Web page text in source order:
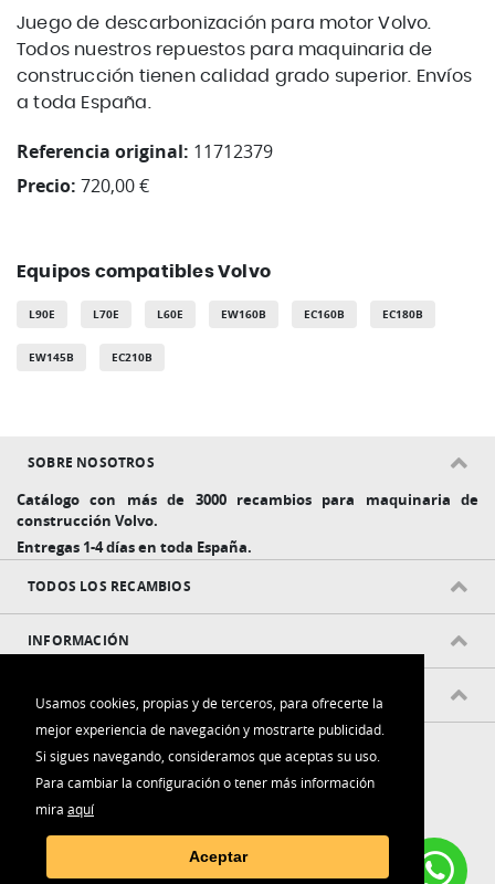
Usamos cookies, propias y de terceros, para ofrecerte la
mejor experiencia de navegación y mostrarte publicidad.
Si sigues navegando, consideramos que aceptas su uso.
Para cambiar la configuración o tener más información
mira aquí
Aceptar
Juego de descarbonización para motor Volvo.
Todos nuestros repuestos para maquinaria de
construcción tienen calidad grado superior. Envíos
a toda España.
Referencia original: 11712379
Precio: 720,00 €
Equipos compatibles Volvo
L90E L70E L60E EW160B EC160B EC180B
EW145B EC210B
SOBRE NOSOTROS
Catálogo con más de 3000 recambios para maquinaria de
construcción Volvo.
Entregas 1-4 días en toda España.
TODOS LOS RECAMBIOS
INFORMACIÓN
POLÍTICAS Y CONDICIONES
Contacta con nosotros:
(+34) 916 006 788